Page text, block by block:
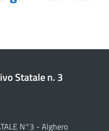
Statale n. 3
N°3 - Alghero